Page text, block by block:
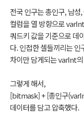
전국 인구는 총인구, 남성
컬럼을 열 방향으로
쿼드키 값을 기준으로 데
다. 인접한 셀들끼리는
차이만 담게되는 varInt
그렇게 해서,
[bitmask] + [총인구
데이터를 담고 압축했다.